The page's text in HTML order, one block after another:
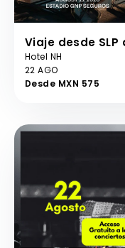
Viaje desde SLP
Hotel NH
22 AGO
Desde MXN 575